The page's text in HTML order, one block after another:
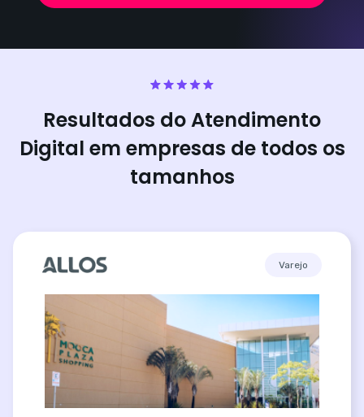
Resultados do Atendimento
Digital em empresas de todos os
tamanhos
Varejo